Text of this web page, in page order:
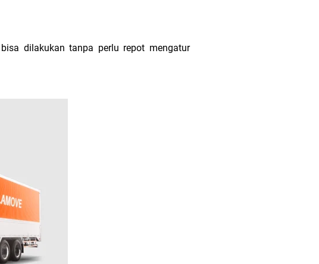
dilakukan tanpa perlu repot mengatur